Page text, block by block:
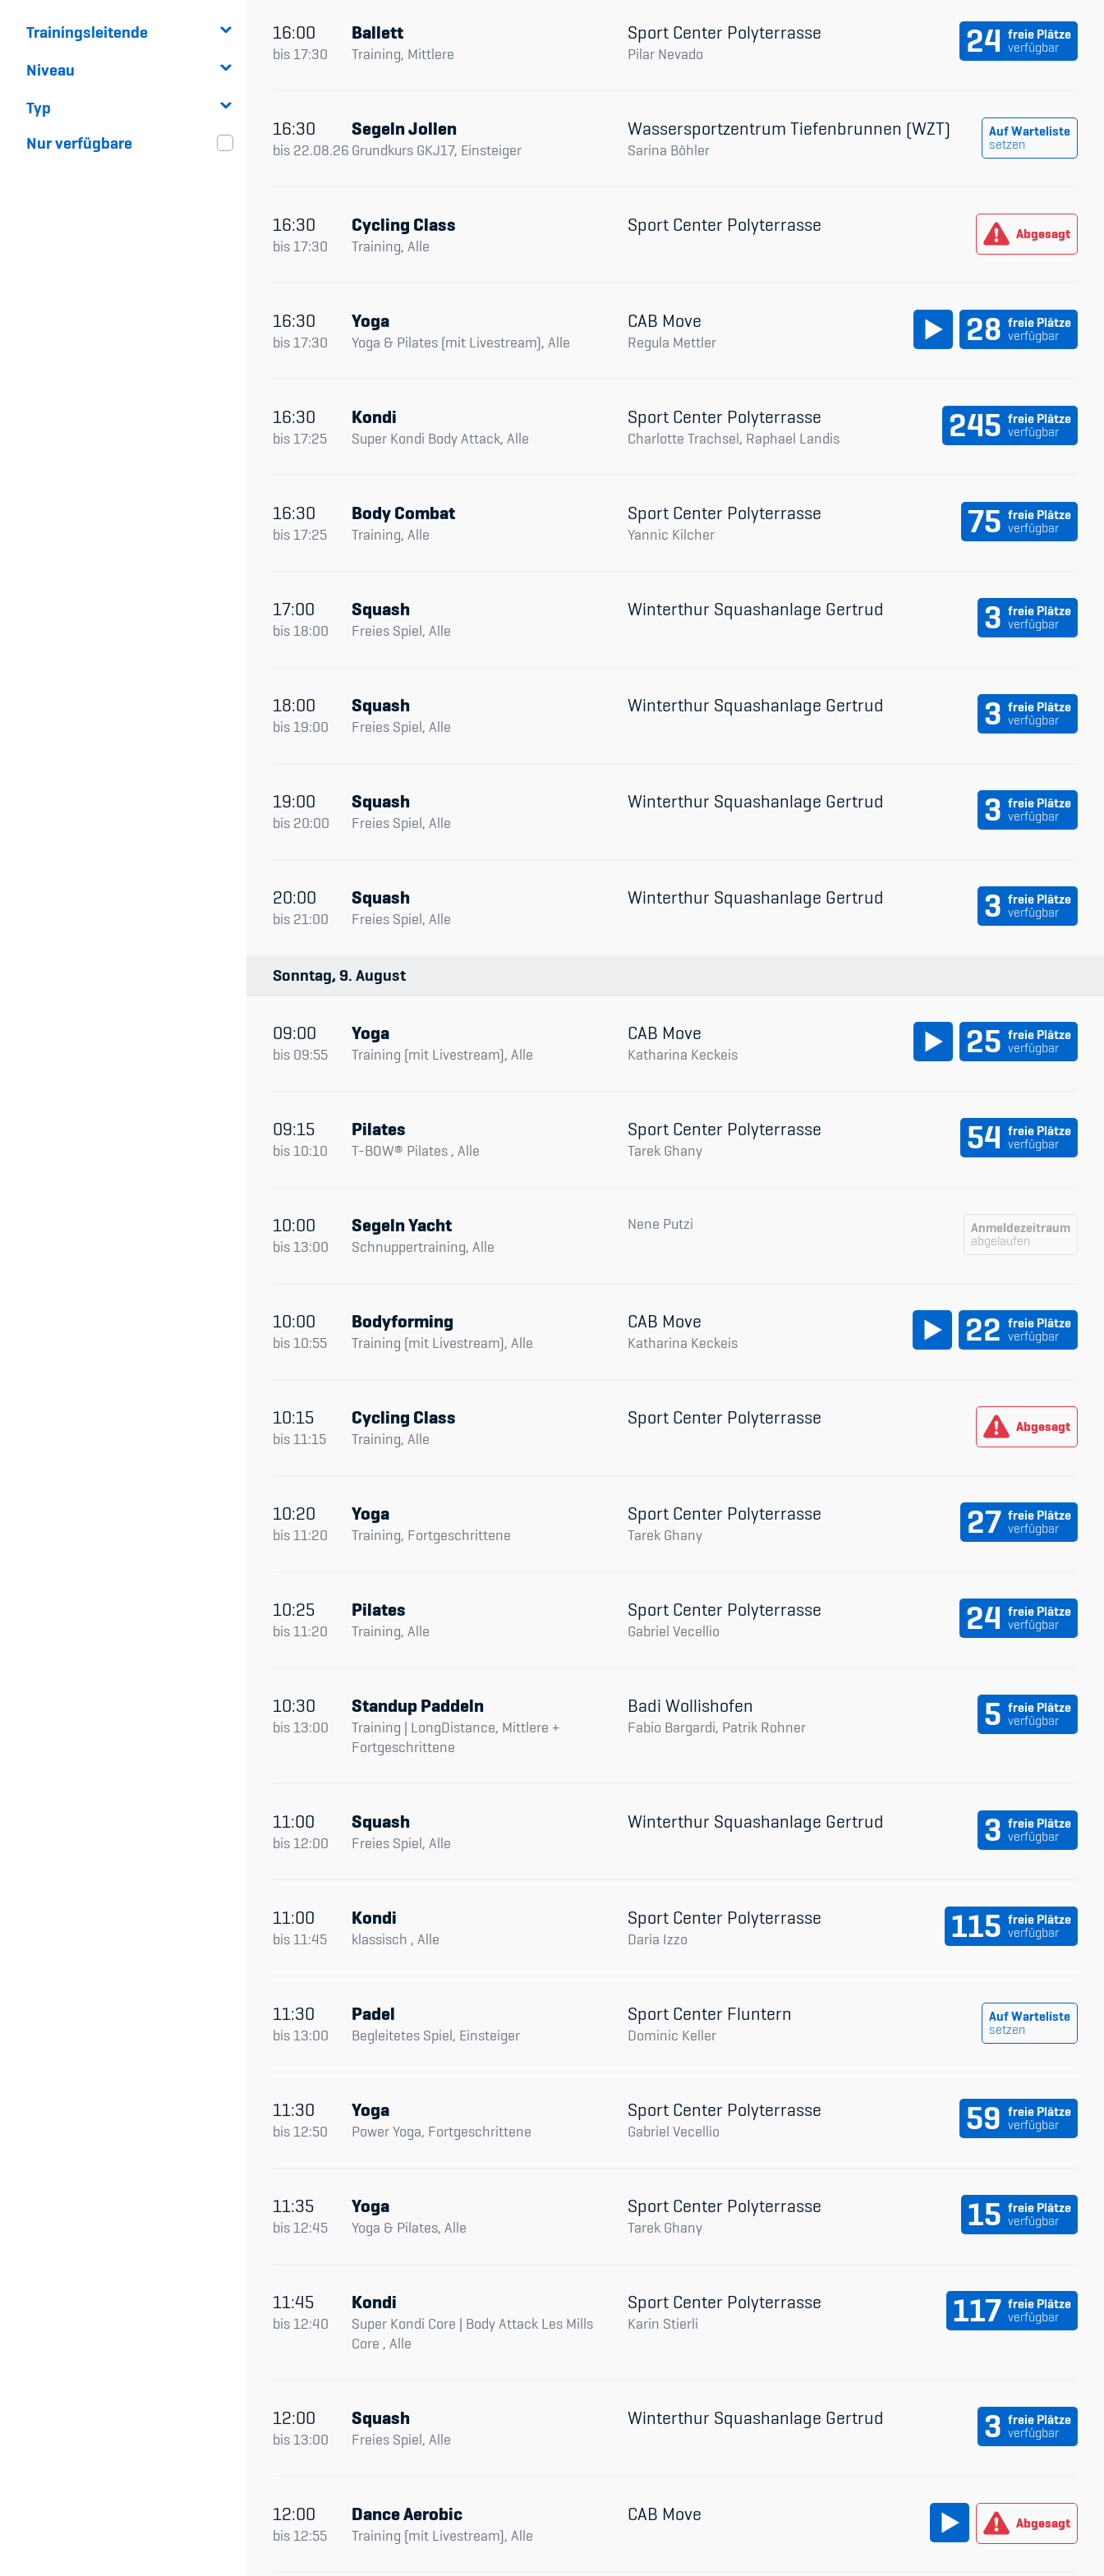
Trainingsleitende
Niveau
Typ
Nur verfügbare
16:00
bis 17:30
Ballett
Training, Mittlere
Sport Center Polyterrasse
Pilar Nevado 24 freie Plätze
verfügbar
16:30
bis 22.08.26
Segeln Jollen
Grundkurs GKJ17, Einsteiger
Wassersportzentrum Tiefenbrunnen (WZT)
Sarina Böhler
Auf Warteliste
setzen
16:30
bis 17:30
Cycling Class
Training, Alle
Sport Center Polyterrasse Abgesagt
16:30
bis 17:30
Yoga
Yoga & Pilates (mit Livestream), Alle
CAB Move
Regula Mettler 28 freie Plätze
verfügbar
16:30
bis 17:25
Kondi
Super Kondi Body Attack, Alle
Sport Center Polyterrasse
Charlotte Trachsel, Raphael Landis 245 freie Plätze
verfügbar
16:30
bis 17:25
Body Combat
Training, Alle
Sport Center Polyterrasse
Yannic Kilcher 75 freie Plätze
verfügbar
17:00
bis 18:00
Squash
Freies Spiel, Alle
Winterthur Squashanlage Gertrud 3 freie Plätze
verfügbar
18:00
bis 19:00
Squash
Freies Spiel, Alle
Winterthur Squashanlage Gertrud 3 freie Plätze
verfügbar
19:00
bis 20:00
Squash
Freies Spiel, Alle
Winterthur Squashanlage Gertrud 3 freie Plätze
verfügbar
20:00
bis 21:00
Squash
Freies Spiel, Alle
Winterthur Squashanlage Gertrud 3 freie Plätze
verfügbar
Sonntag 9 August
09:00
bis 09:55
Yoga
Training (mit Livestream), Alle
CAB Move
Katharina Keckeis 25 freie Plätze
verfügbar
09:15
bis 10:10
Pilates
T-BOW® Pilates , Alle
Sport Center Polyterrasse
Tarek Ghany 54 freie Plätze
verfügbar
10:00
bis 13:00
Segeln Yacht
Schnuppertraining, Alle
Nene Putzi Anmeldezeitraum
abgelaufen
10:00
bis 10:55
Bodyforming
Training (mit Livestream), Alle
CAB Move
Katharina Keckeis 22 freie Plätze
verfügbar
10:15
bis 11:15
Cycling Class
Training, Alle
Sport Center Polyterrasse Abgesagt
10:20
bis 11:20
Yoga
Training, Fortgeschrittene
Sport Center Polyterrasse
Tarek Ghany 27 freie Plätze
verfügbar
10:25
bis 11:20
Pilates
Training, Alle
Sport Center Polyterrasse
Gabriel Vecellio 24 freie Plätze
verfügbar
10:30
bis 13:00
Standup Paddeln
Training | LongDistance, Mittlere +
Fortgeschrittene
Badi Wollishofen
Fabio Bargardi, Patrik Rohner 5 freie Plätze
verfügbar
11:00
bis 12:00
Squash
Freies Spiel, Alle
Winterthur Squashanlage Gertrud 3 freie Plätze
verfügbar
11:00
bis 11:45
Kondi
klassisch , Alle
Sport Center Polyterrasse
Daria Izzo 115 freie Plätze
verfügbar
11:30
bis 13:00
Padel
Begleitetes Spiel, Einsteiger
Sport Center Fluntern
Dominic Keller
Auf Warteliste
setzen
11:30
bis 12:50
Yoga
Power Yoga, Fortgeschrittene
Sport Center Polyterrasse
Gabriel Vecellio 59 freie Plätze
verfügbar
11:35
bis 12:45
Yoga
Yoga & Pilates, Alle
Sport Center Polyterrasse
Tarek Ghany 15 freie Plätze
verfügbar
11:45
bis 12:40
Kondi
Super Kondi Core | Body Attack Les Mills
Core , Alle
Sport Center Polyterrasse
Karin Stierli 117 freie Plätze
verfügbar
12:00
bis 13:00
Squash
Freies Spiel, Alle
Winterthur Squashanlage Gertrud 3 freie Plätze
verfügbar
12:00
bis 12:55
Dance Aerobic
Training (mit Livestream), Alle
CAB Move Abgesagt